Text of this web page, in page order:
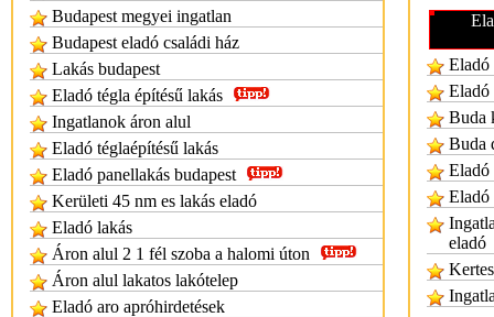
Budapest megyei ingatlan
Budapest eladó családi ház
Lakás budapest
Eladó tégla építésű lakás
Ingatlanok áron alul
Eladó téglaépítésű lakás
Eladó panellakás budapest
Kerületi 45 nm es lakás eladó
Eladó lakás
Áron alul 2 1 fél szoba a halomi úton
Áron alul lakatos lakótelep
Eladó aro apróhirdetések
Eladó
Eladó
Buda
Buda
Eladó
Eladó
eladó